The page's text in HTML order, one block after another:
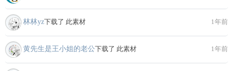
林林yz下载了 此素材 1年前
黄先生是王小姐的老公下载了 此素材 1年前